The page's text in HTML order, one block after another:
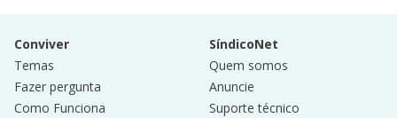
Conviver
Temas
Fazer pergunta
Como Funciona
SíndicoNet
Quem somos
Anuncie
Suporte técnico